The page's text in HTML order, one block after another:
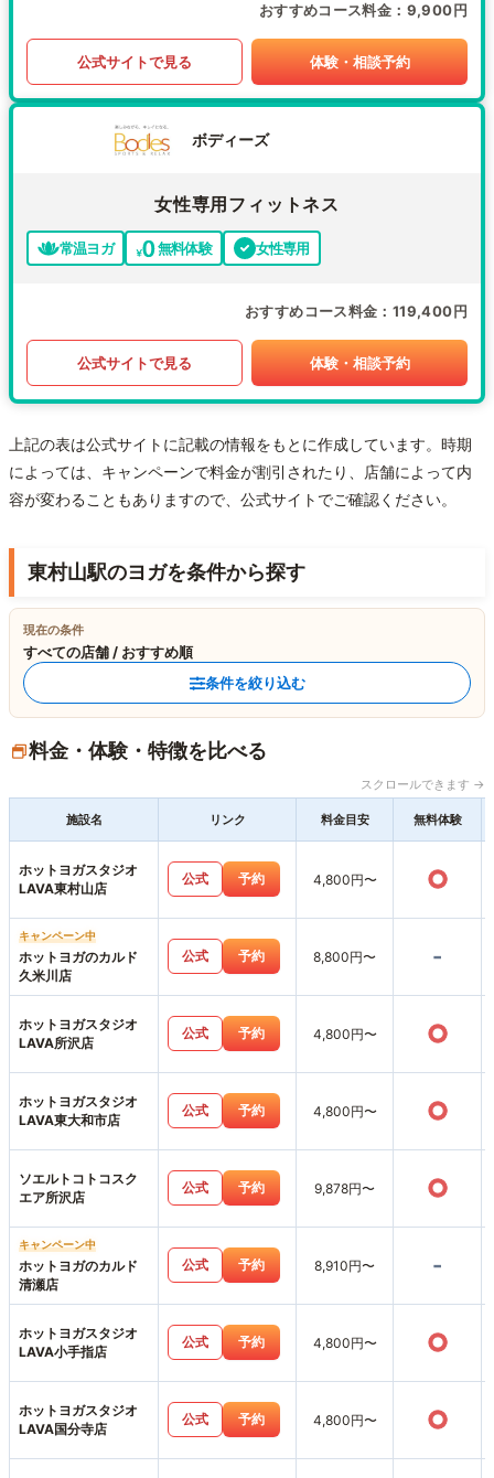
おすすめコース料金 9,900円
公式サイトで見る 体験・相談予約
ボディーズ
女性専用フィットネス
常温ヨガ 無料体験 女性専用
おすすめコース料金 119,400円
公式サイトで見る 体験・相談予約
上記の表は公式サイトに記載の情報をもとに作成しています。時期
によっては、キャンペーンで料金が割引されたり、店舗によって内
容が変わることもありますので、公式サイトでご確認ください。
東村山駅のヨガを条件から探す
現在の条件
すべての店舗 / おすすめ順
条件を絞り込む
料金・体験・特徴を比べる
スクロールできます →
施設名 リンク 料金目安 無料体験
ホットヨガスタジオ
LAVA東村山店
公式 予約 4,800円〜 ○
キャンペーン中
ホットヨガのカルド
久米川店
公式 予約 8,800円〜 -
ホットヨガスタジオ
LAVA所沢店
公式 予約 4,800円〜 ○
ホットヨガスタジオ
LAVA東大和市店
公式 予約 4,800円〜 ○
ソエルトコトコスク
エア所沢店
公式 予約 9,878円〜 ○
キャンペーン中
ホットヨガのカルド
清瀬店
公式 予約 8,910円〜 -
ホットヨガスタジオ
LAVA小手指店
公式 予約 4,800円〜 ○
ホットヨガスタジオ
LAVA国分寺店
公式 予約 4,800円〜 ○